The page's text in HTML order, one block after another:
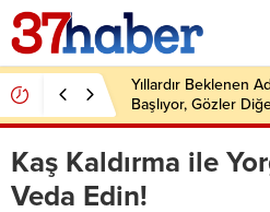
Yıllardır Beklenen
Başlıyor, Gözler
Kaş Kaldırma ile
Veda Edin!